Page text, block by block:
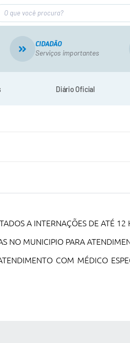
CIDADÃO
Serviços importantes
Diário Oficial
A INTERNAÇÕES DE ATÉ 12
NO MUNICIPIO PARA
COM MÉDICO